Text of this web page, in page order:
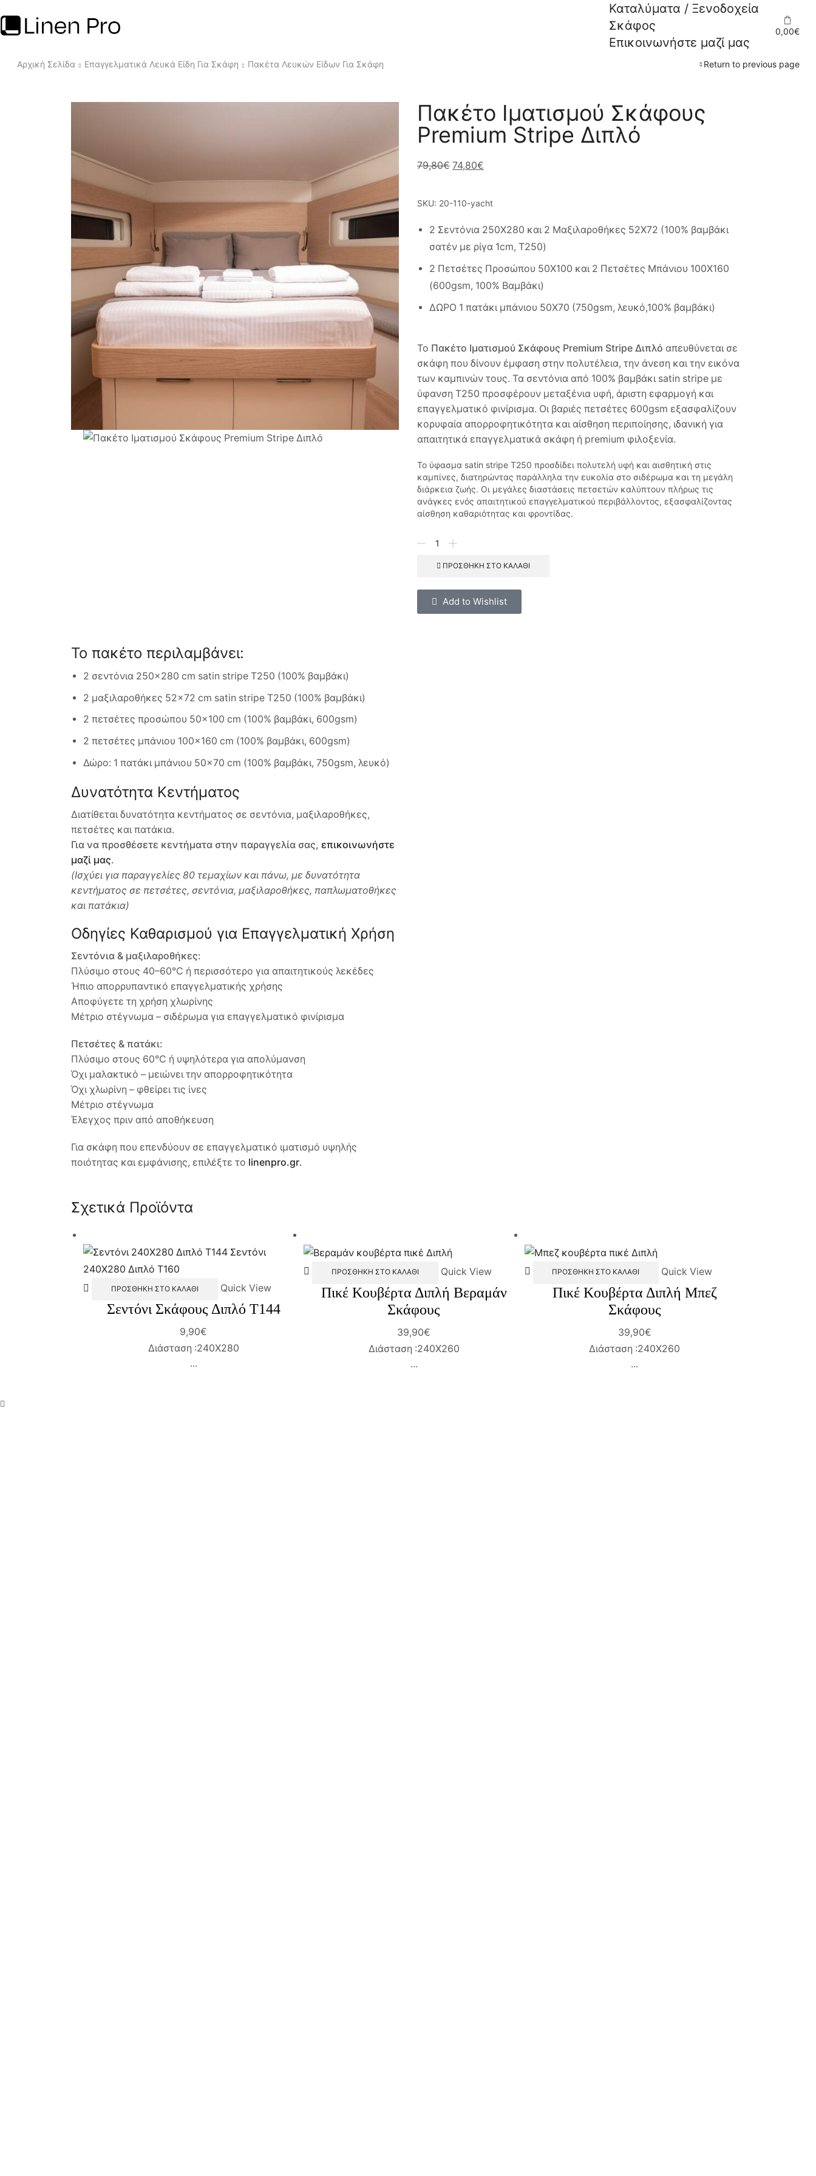
Καταλύματα / Ξενοδοχεία
Σκάφος
Επικοινωνήστε μαζί μας
0,00€
Αρχική Σελίδα Επαγγελματικά Λευκά Είδη Για Σκάφη Πακέτα Λευκών Είδων Για Σκάφη Return to previous page
Πακέτο Ιματισμού Σκάφους
Premium Stripe Διπλό
79,80€ 74,80€
SKU: 20-110-yacht
2 Σεντόνια 250Χ280 και 2 Μαξιλαροθήκες 52X72 (100% βαμβάκι
σατέν με ρίγα 1cm, Τ250)
2 Πετσέτες Προσώπου 50Χ100 και 2 Πετσέτες Μπάνιου 100Χ160
(600gsm, 100% Βαμβάκι)
ΔΩΡΟ 1 πατάκι μπάνιου 50Χ70 (750gsm, λευκό,100% βαμβάκι)
Το Πακέτο Ιματισμού Σκάφους Premium Stripe Διπλό απευθύνεται σε
σκάφη που δίνουν έμφαση στην πολυτέλεια, την άνεση και την εικόνα
των καμπινών τους. Τα σεντόνια από 100% βαμβάκι satin stripe με
ύφανση T250 προσφέρουν μεταξένια υφή, άριστη εφαρμογή και
επαγγελματικό φινίρισμα. Οι βαριές πετσέτες 600gsm εξασφαλίζουν
κορυφαία απορροφητικότητα και αίσθηση περιποίησης, ιδανική για
απαιτητικά επαγγελματικά σκάφη ή premium φιλοξενία.
Το ύφασμα satin stripe T250 προσδίδει πολυτελή υφή και αισθητική στις
καμπίνες, διατηρώντας παράλληλα την ευκολία στο σιδέρωμα και τη μεγάλη
διάρκεια ζωής. Οι μεγάλες διαστάσεις πετσετών καλύπτουν πλήρως τις
ανάγκες ενός απαιτητικού επαγγελματικού περιβάλλοντος, εξασφαλίζοντας
αίσθηση καθαριότητας και φροντίδας.
ΠΡΟΣΘΉΚΗ ΣΤΟ ΚΑΛΆΘΙ
Add to Wishlist
Το πακέτο περιλαμβάνει:
2 σεντόνια 250×280 cm satin stripe T250 (100% βαμβάκι)
2 μαξιλαροθήκες 52×72 cm satin stripe T250 (100% βαμβάκι)
2 πετσέτες προσώπου 50×100 cm (100% βαμβάκι, 600gsm)
2 πετσέτες μπάνιου 100×160 cm (100% βαμβάκι, 600gsm)
Δώρο: 1 πατάκι μπάνιου 50×70 cm (100% βαμβάκι, 750gsm, λευκό)
Δυνατότητα Κεντήματος
Διατίθεται δυνατότητα κεντήματος σε σεντόνια, μαξιλαροθήκες,
πετσέτες και πατάκια.
Για να προσθέσετε κεντήματα στην παραγγελία σας, επικοινωνήστε
μαζί μας.
(Ισχύει για παραγγελίες 80 τεμαχίων και πάνω, με δυνατότητα
κεντήματος σε πετσέτες, σεντόνια, μαξιλαροθήκες, παπλωματοθήκες
και πατάκια)
Οδηγίες Καθαρισμού για Επαγγελματική Χρήση
Σεντόνια & μαξιλαροθήκες:
Πλύσιμο στους 40–60°C ή περισσότερο για απαιτητικούς λεκέδες
Ήπιο απορρυπαντικό επαγγελματικής χρήσης
Αποφύγετε τη χρήση χλωρίνης
Μέτριο στέγνωμα – σιδέρωμα για επαγγελματικό φινίρισμα
Πετσέτες & πατάκι:
Πλύσιμο στους 60°C ή υψηλότερα για απολύμανση
Όχι μαλακτικό – μειώνει την απορροφητικότητα
Όχι χλωρίνη – φθείρει τις ίνες
Μέτριο στέγνωμα
Έλεγχος πριν από αποθήκευση
Για σκάφη που επενδύουν σε επαγγελματικό ιματισμό υψηλής
ποιότητας και εμφάνισης, επιλέξτε το linenpro.gr.
Σχετικά Προϊόντα
ΠΡΟΣΘΉΚΗ ΣΤΟ ΚΑΛΆΘΙ Quick View
Σεντόνι Σκάφους Διπλό Τ144
9,90€
Διάσταση :240Χ280
...
ΠΡΟΣΘΉΚΗ ΣΤΟ ΚΑΛΆΘΙ Quick View
Πικέ Κουβέρτα Διπλή Βεραμάν
Σκάφους
39,90€
Διάσταση :240Χ260
...
ΠΡΟΣΘΉΚΗ ΣΤΟ ΚΑΛΆΘΙ Quick View
Πικέ Κουβέρτα Διπλή Μπεζ
Σκάφους
39,90€
Διάσταση :240Χ260
...